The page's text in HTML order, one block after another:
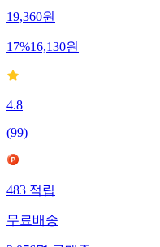
19,360원
17%16,130원
4.8
(99)
483적립
무료배송